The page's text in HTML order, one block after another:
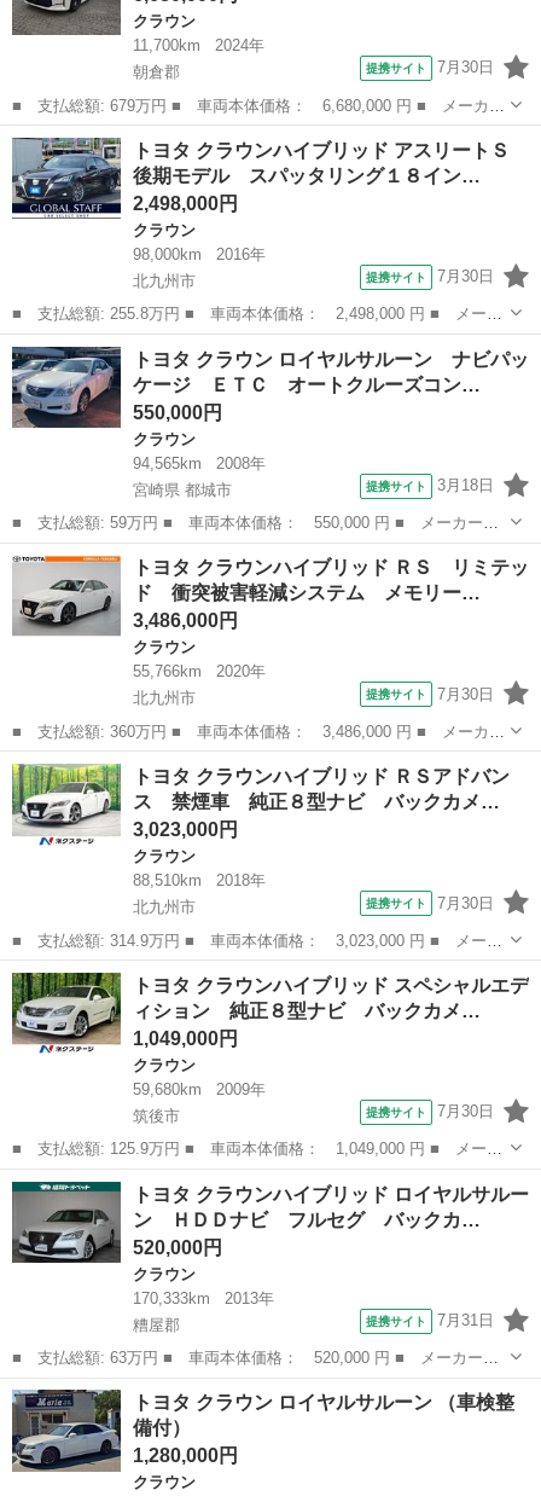
クラウン
11,700km
2024年
朝倉郡
提携サイト 7月30日
■ 支払総額: 679万円 ■ 車両本体価格： 6,680,000 円 ■ メーカー
名： トヨタ ■ 車種名： クラウン ■ グレード名： Ｚ ■ 排気
量： 2500cc ■ ドア枚数： 4D ■ ミッション： CVT ■...
福岡 朝倉郡 クラウン
トヨタ クラウンハイブリッド アスリートＳ
後期モデル スパッタリング１８イン…
2,498,000円
クラウン
98,000km
2016年
北九州市
提携サイト 7月30日
■ 支払総額: 255.8万円 ■ 車両本体価格： 2,498,000 円 ■ メーカ
ー名： トヨタ ■ 車種名： クラウンハイブリッド ■ グレード
名： アスリートＳ 後期モデル スパッタリング１８インチアル
ミ 黒本革 ...
福岡 北九州市 クラウン
トヨタ クラウン ロイヤルサルーン ナビパッ
ケージ ＥＴＣ オートクルーズコン…
550,000円
クラウン
94,565km
2008年
宮崎県 都城市
提携サイト 3月18日
■ 支払総額: 59万円 ■ 車両本体価格： 550,000 円 ■ メーカー
名： トヨタ ■ 車種名： クラウン ■ グレード名： ロイヤルサ
ルーン ナビパッケージ ＥＴＣ オートクルーズコントロール バ
ックカメラ ナビ...
宮崎 都城市 クラウン
トヨタ クラウンハイブリッド ＲＳ リミテッ
ド 衝突被害軽減システム メモリー…
3,486,000円
クラウン
55,766km
2020年
北九州市
提携サイト 7月30日
■ 支払総額: 360万円 ■ 車両本体価格： 3,486,000 円 ■ メーカー
名： トヨタ ■ 車種名： クラウンハイブリッド ■ グレード
名： ＲＳ リミテッド 衝突被害軽減システム メモリーナビ フ
ルセグ ＥＴＣ...
福岡 北九州市 クラウン
トヨタ クラウンハイブリッド ＲＳアドバン
ス 禁煙車 純正８型ナビ バックカメ…
3,023,000円
クラウン
88,510km
2018年
北九州市
提携サイト 7月30日
■ 支払総額: 314.9万円 ■ 車両本体価格： 3,023,000 円 ■ メーカ
ー名： トヨタ ■ 車種名： クラウンハイブリッド ■ グレード
名： ＲＳアドバンス 禁煙車 純正８型ナビ バックカメラ 衝突
被害軽減 ...
福岡 北九州市 クラウン
トヨタ クラウンハイブリッド スペシャルエデ
ィション 純正８型ナビ バックカメ…
1,049,000円
クラウン
59,680km
2009年
筑後市
提携サイト 7月30日
■ 支払総額: 125.9万円 ■ 車両本体価格： 1,049,000 円 ■ メーカ
ー名： トヨタ ■ 車種名： クラウンハイブリッド ■ グレード
名： スペシャルエディション 純正８型ナビ バックカメラ 禁煙
車 スマー...
福岡 筑後市 クラウン
トヨタ クラウンハイブリッド ロイヤルサルー
ン ＨＤＤナビ フルセグ バックカ…
520,000円
クラウン
170,333km
2013年
糟屋郡
提携サイト 7月31日
■ 支払総額: 63万円 ■ 車両本体価格： 520,000 円 ■ メーカー
名： トヨタ ■ 車種名： クラウンハイブリッド ■ グレード
名： ロイヤルサルーン ＨＤＤナビ フルセグ バックカメラ Ｅ
ＴＣ ＨＩＤヘッドラ...
福岡 糟屋郡 クラウン
トヨタ クラウン ロイヤルサルーン （車検整
備付）
1,280,000円
クラウン